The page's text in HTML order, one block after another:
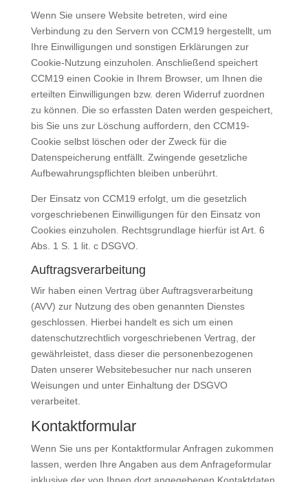
Wenn Sie unsere Website betreten, wird eine
Verbindung zu den Servern von CCM19 hergestellt, um
Ihre Einwilligungen und sonstigen Erklärungen zur
Cookie-Nutzung einzuholen. Anschließend speichert
CCM19 einen Cookie in Ihrem Browser, um Ihnen die
erteilten Einwilligungen bzw. deren Widerruf zuordnen
zu können. Die so erfassten Daten werden gespeichert,
bis Sie uns zur Löschung auffordern, den CCM19-
Cookie selbst löschen oder der Zweck für die
Datenspeicherung entfällt. Zwingende gesetzliche
Aufbewahrungspflichten bleiben unberührt.
Der Einsatz von CCM19 erfolgt, um die gesetzlich
vorgeschriebenen Einwilligungen für den Einsatz von
Cookies einzuholen. Rechtsgrundlage hierfür ist Art. 6
Abs. 1 S. 1 lit. c DSGVO.
Auftragsverarbeitung
Wir haben einen Vertrag über Auftragsverarbeitung
(AVV) zur Nutzung des oben genannten Dienstes
geschlossen. Hierbei handelt es sich um einen
datenschutzrechtlich vorgeschriebenen Vertrag, der
gewährleistet, dass dieser die personenbezogenen
Daten unserer Websitebesucher nur nach unseren
Weisungen und unter Einhaltung der DSGVO
verarbeitet.
Kontaktformular
Wenn Sie uns per Kontaktformular Anfragen zukommen
lassen, werden Ihre Angaben aus dem Anfrageformular